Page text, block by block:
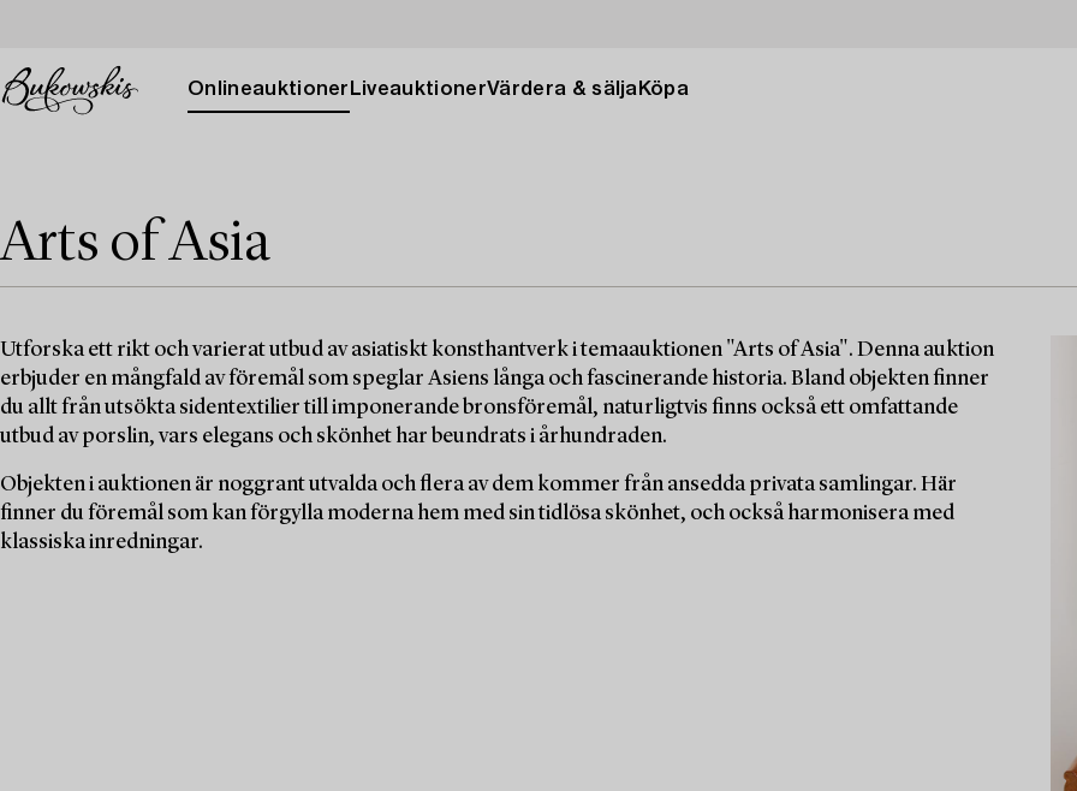
Onlineauktioner LiveauktionerVärdera & sälja Köpa
Arts of Asia
Utforska ett rikt och varierat utbud av asiatiskt konsthantverk i temaauktionen "Arts of Asia". Denna auktion
erbjuder en mångfald av föremål som speglar Asiens långa och fascinerande historia. Bland objekten finner
du allt från utsökta sidentextilier till imponerande bronsföremål, naturligtvis finns också ett omfattande
utbud av porslin, vars elegans och skönhet har beundrats i århundraden.
Objekten i auktionen är noggrant utvalda och flera av dem kommer från ansedda privata samlingar. Här
finner du föremål som kan förgylla moderna hem med sin tidlösa skönhet, och också harmonisera med
klassiska inredningar.